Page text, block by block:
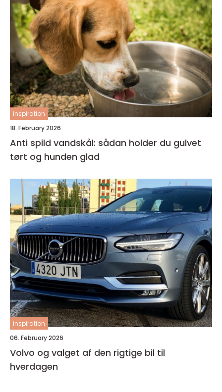
inspiration
18. February 2026
Anti spild vandskål: sådan holder du gulvet
tørt og hunden glad
inspiration
06. February 2026
Volvo og valget af den rigtige bil til
hverdagen